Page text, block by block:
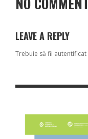
LEAVE A REPLY
Trebuie să fii autentificat